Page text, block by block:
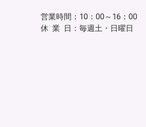
営業時間：10：00～16：00
休 業 日：毎週土・日曜日